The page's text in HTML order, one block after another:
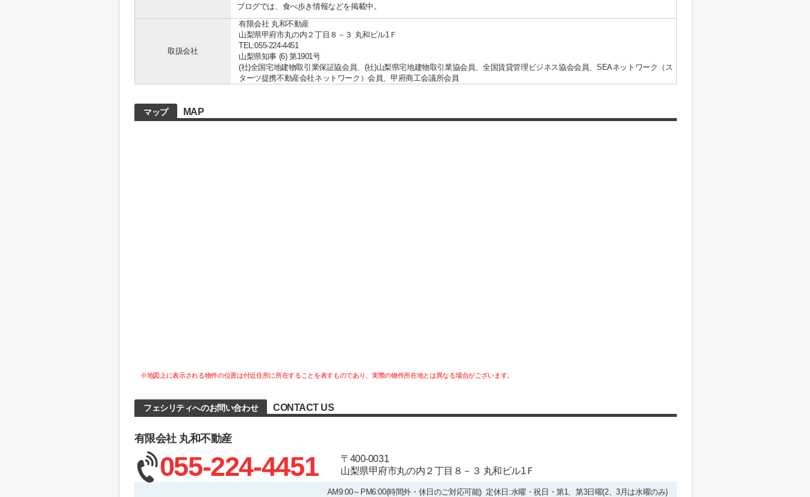
ブログでは、食べ歩き情報などを掲載中。
取扱会社
有限会社 丸和不動産
山梨県甲府市丸の内２丁目８－３ 丸和ビル1Ｆ
TEL:055-224-4451
山梨県知事 (6) 第1901号
(社)全国宅地建物取引業保証協会員、(社)山梨県宅地建物取引業協会員、全国賃貸管理ビジネス協会会員、SEAネットワーク（ス
ターツ提携不動産会社ネットワーク）会員、甲府商工会議所会員
マップ MAP
※地図上に表示される物件の位置は付近住所に所在することを表すものであり、実際の物件所在地とは異なる場合がございます。
フェシリティへのお問い合わせ CONTACT US
有限会社 丸和不動産
055-224-4451
〒400-0031
山梨県甲府市丸の内２丁目８－３ 丸和ビル1Ｆ
AM9:00～PM6:00(時間外・休日のご対応可能) 定休日:水曜・祝日・第1、第3日曜(2、3月は水曜のみ)